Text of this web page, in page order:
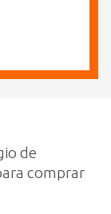
de
comprar